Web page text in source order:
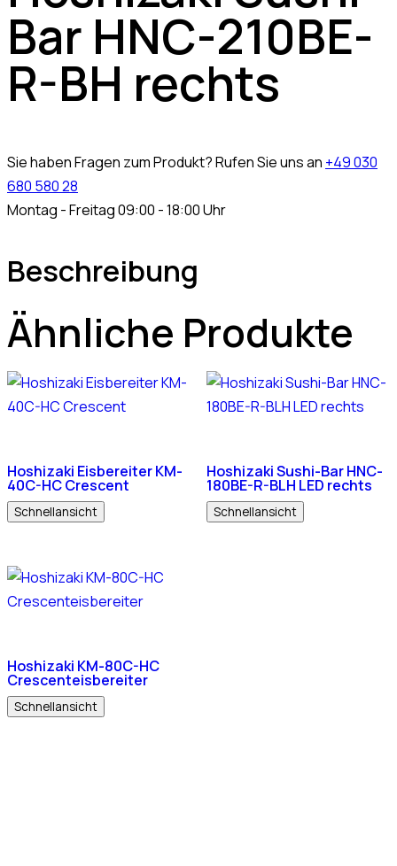
Bar HNC-210BE-
R-BH rechts
Sie haben Fragen zum Produkt? Rufen Sie uns an +49 030
680 580 28
Montag - Freitag 09:00 - 18:00 Uhr
Beschreibung
Ähnliche Produkte
Hoshizaki Eisbereiter KM-
40C-HC Crescent
Schnellansicht
Hoshizaki Sushi-Bar HNC-
180BE-R-BLH LED rechts
Schnellansicht
Hoshizaki KM-80C-HC
Crescenteisbereiter
Schnellansicht